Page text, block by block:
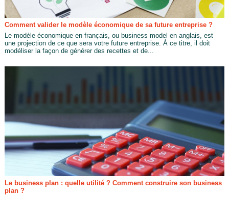
Comment valider le modèle économique de sa future entreprise ?
Le modèle économique en français, ou business model en anglais, est
une projection de ce que sera votre future entreprise. À ce titre, il doit
modéliser la façon de générer des recettes et de...
Le business plan : quelle utilité ? Comment construire son business
plan ?